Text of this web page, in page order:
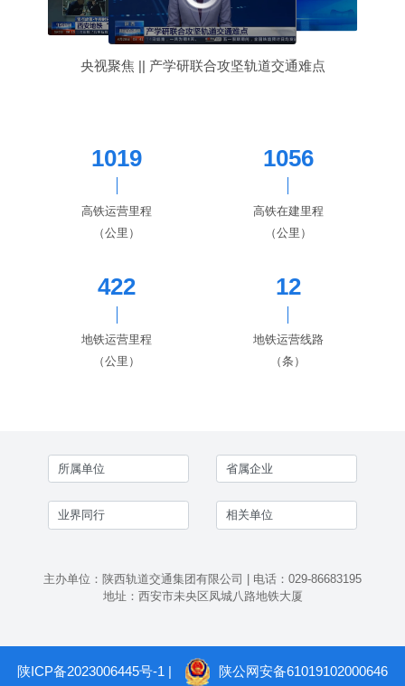
央视聚焦 || 产学研联合攻坚轨道交通难点
1019
高铁运营里程
（公里）
1056
高铁在建里程
（公里）
422
地铁运营里程
（公里）
12
地铁运营线路
（条）
主办单位：陕西轨道交通集团有限公司 | 电话：029-86683195
地址：西安市未央区凤城八路地铁大厦
陕ICP备2023006445号-1 | 陕公网安备61019102000646